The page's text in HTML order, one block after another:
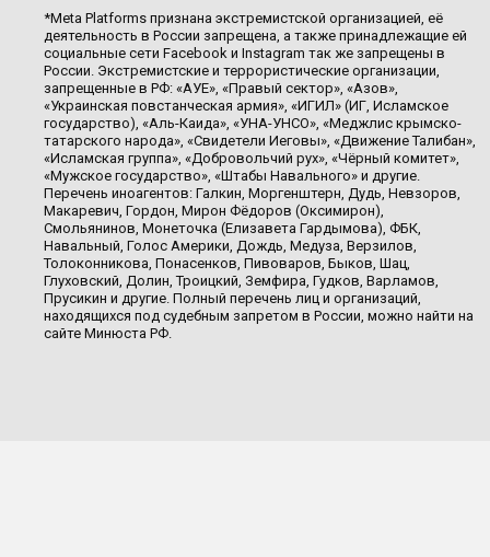
*Meta Platforms признана экстремистской организацией, её
деятельность в России запрещена, а также принадлежащие ей
социальные сети Facebook и Instagram так же запрещены в
России. Экстремистские и террористические организации,
запрещенные в РФ: «АУЕ», «Правый сектор», «Азов»,
«Украинская повстанческая армия», «ИГИЛ» (ИГ, Исламское
государство), «Аль-Каида», «УНА-УНСО», «Меджлис крымско-
татарского народа», «Свидетели Иеговы», «Движение Талибан»,
«Исламская группа», «Добровольчий рух», «Чёрный комитет»,
«Мужское государство», «Штабы Навального» и другие.
Перечень иноагентов: Галкин, Моргенштерн, Дудь, Невзоров,
Макаревич, Гордон, Мирон Фёдоров (Оксимирон),
Смольянинов, Монеточка (Елизавета Гардымова), ФБК,
Навальный, Голос Америки, Дождь, Медуза, Верзилов,
Толоконникова, Понасенков, Пивоваров, Быков, Шац,
Глуховский, Долин, Троицкий, Земфира, Гудков, Варламов,
Прусикин и другие. Полный перечень лиц и организаций,
находящихся под судебным запретом в России, можно найти на
сайте Минюста РФ.